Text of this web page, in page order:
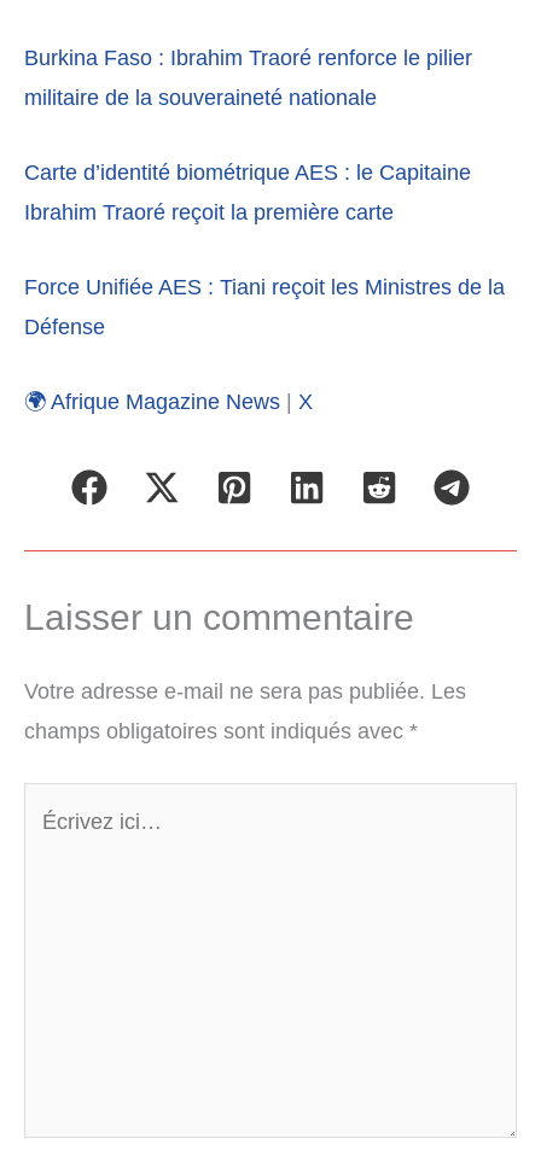
Burkina Faso : Ibrahim Traoré renforce le pilier
militaire de la souveraineté nationale
Carte d’identité biométrique AES : le Capitaine
Ibrahim Traoré reçoit la première carte
Force Unifiée AES : Tiani reçoit les Ministres de la
Défense
🌍 Afrique Magazine News | X
Laisser un commentaire
Votre adresse e-mail ne sera pas publiée. Les
champs obligatoires sont indiqués avec *